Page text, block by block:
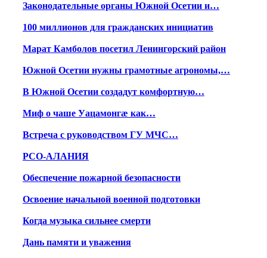
Законодательные органы Южной Осетии и…
100 миллионов для гражданских инициатив
Марат Камболов посетил Ленингорский район
Южной Осетии нужны грамотные агрономы,…
В Южной Осетии создадут комфортную…
Миф о чаше Уацамонгæ как…
Встреча с руководством ГУ МЧС…
РСО-АЛАНИЯ
Обеспечение пожарной безопасности
Освоение начальной военной подготовки
Когда музыка сильнее смерти
Дань памяти и уважения